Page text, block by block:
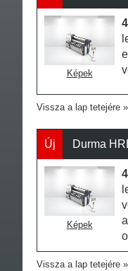
Képek
Vissza a lap tetejére
Új Durma
Képek
Vissza a lap tetejére